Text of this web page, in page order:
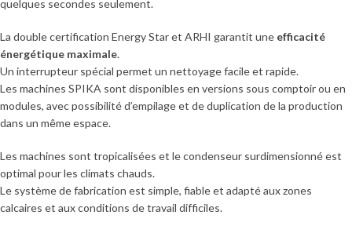
quelques secondes seulement.
La double certification Energy Star et ARHI garantit une efficacité
énergétique maximale.
Un interrupteur spécial permet un nettoyage facile et rapide.
Les machines SPIKA sont disponibles en versions sous comptoir ou en
modules, avec possibilité d’empilage et de duplication de la production
dans un même espace.
Les machines sont tropicalisées et le condenseur surdimensionné est
optimal pour les climats chauds.
Le système de fabrication est simple, fiable et adapté aux zones
calcaires et aux conditions de travail difficiles.